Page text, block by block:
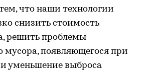
что наши технологии
снизить стоимость
решить проблемы
мусора, появляющегося при
и уменьшение выброса